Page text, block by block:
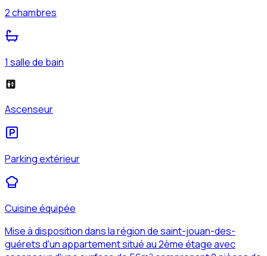
2 chambres
1 salle de bain
Ascenseur
Parking extérieur
Cuisine équipée
Mise à disposition dans la région de saint-jouan-des-
guérets d'un appartement situé au 2ème étage avec